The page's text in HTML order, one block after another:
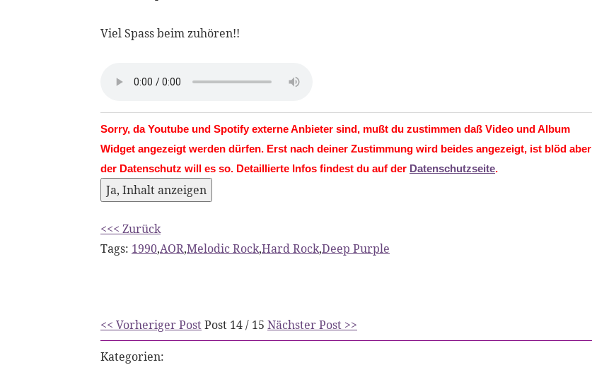
Viel Spass beim zuhören!!
Sorry, da Youtube und Spotify externe Anbieter sind, mußt du zustimmen daß Video und Album
Widget angezeigt werden dürfen. Erst nach deiner Zustimmung wird beides angezeigt, ist blöd aber
der Datenschutz will es so. Detaillierte Infos findest du auf der Datenschutzseite.
Ja, Inhalt anzeigen
<<< Zurück
Tags: 1990,AOR,Melodic Rock,Hard Rock,Deep Purple
<< Vorheriger PostPost 14 / 15 Nächster Post >>
Kategorien: